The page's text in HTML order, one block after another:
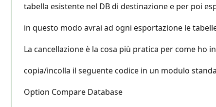
tabella esistente nel DB di destinazione e per poi
in questo modo avrai ad ogni esportazione le
La cancellazione è la cosa più pratica per come ho
copia/incolla il seguente codice in un modulo
Option Compare Database